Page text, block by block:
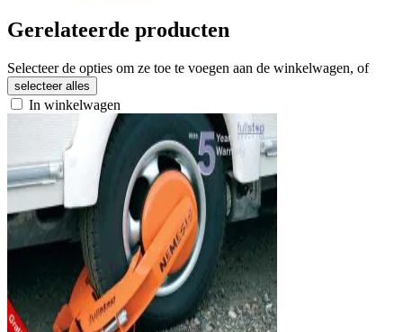
Gerelateerde producten
Selecteer de opties om ze toe te voegen aan de winkelwagen, of
selecteer alles
In winkelwagen